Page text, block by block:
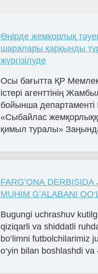
Өңірде жемқорлық
шаралары қарқынды
жүргізілуде
Осы бағытта ҚР
істері агенттінің
бойынша департаменті
«Сыбайлас
қимыл туралы»
FARGʻONA
MUHIM GʻALABANI
Bugungi uchrashuv
qiziqarli va shiddatli
bo‘limni futbolchilarimiz
o‘yin bilan boshlashdi va